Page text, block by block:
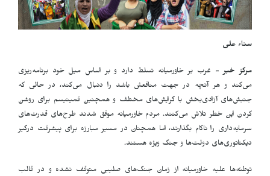
سناء علی
مرکز خبر - غرب بر خاورمیانه تسلط دارد و بر اساس میل خود برنامه‌ریزی
می‌کند و هر آنچه در جهت منافعش باشد را دنبال می‌کند، در حالی که
جنبش‌های آزادی‌بخش با گرایش‌های مختلف و همچنین فمینیسم برای روشن
کردن این خطر تلاش می‌کنند. مردم خاورمیانه موفق شدند طرح‌های قدرت‌های
سرمایه‌داری را ناکام بگذارند، اما همچنان در مسیر مبارزه برای پیشرفت درگیر
دیکتاتوری‌های دولت‌ها و جنگ ویژه هستند.
توطئه‌ها علیه خاورمیانه از زمان جنگ‌های صلیبی متوقف نشده و در قالب